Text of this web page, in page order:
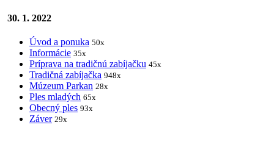
30. 1. 2022
Úvod a ponuka 50x
Informácie 35x
Príprava na tradičnú zabíjačku 45x
Tradičná zabíjačka 948x
Múzeum Parkan 28x
Ples mladých 65x
Obecný ples 93x
Záver 29x